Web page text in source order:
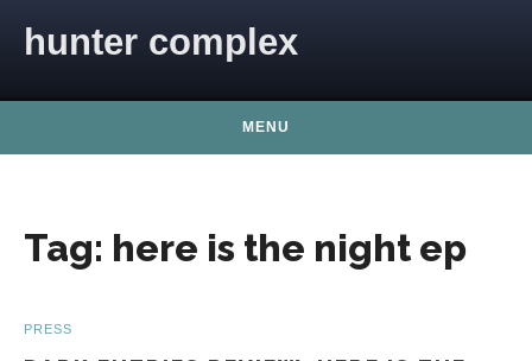
hunter complex
MENU
Tag: here is the night ep
PRESS